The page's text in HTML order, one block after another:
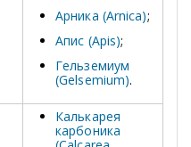
Арника (Arnica);
Апис (Apis);
Гельземиум
(Gelsemium).
Калькарея
карбоника